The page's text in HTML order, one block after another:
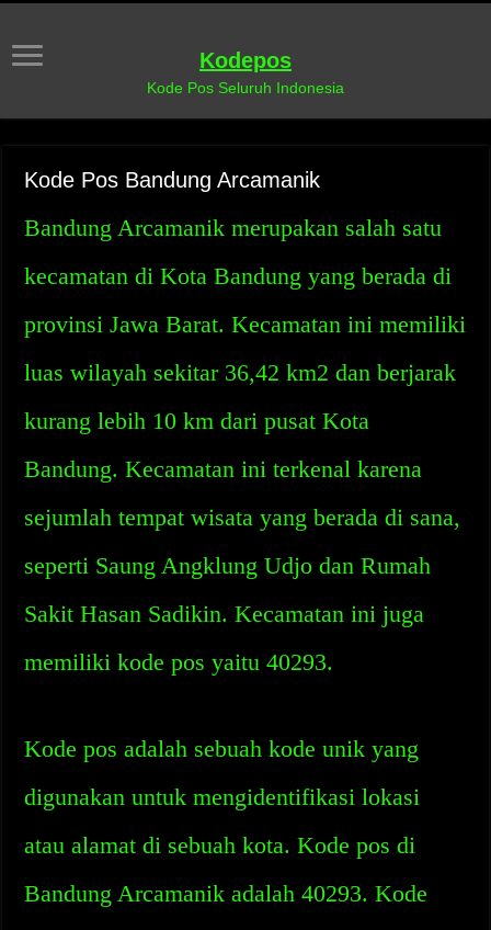
Kodepos
Kode Pos Seluruh Indonesia
Kode Pos Bandung Arcamanik
Bandung Arcamanik merupakan salah satu
kecamatan di Kota Bandung yang berada di
provinsi Jawa Barat. Kecamatan ini memiliki
luas wilayah sekitar 36,42 km2 dan berjarak
kurang lebih 10 km dari pusat Kota
Bandung. Kecamatan ini terkenal karena
sejumlah tempat wisata yang berada di sana,
seperti Saung Angklung Udjo dan Rumah
Sakit Hasan Sadikin. Kecamatan ini juga
memiliki kode pos yaitu 40293.
Kode pos adalah sebuah kode unik yang
digunakan untuk mengidentifikasi lokasi
atau alamat di sebuah kota. Kode pos di
Bandung Arcamanik adalah 40293. Kode